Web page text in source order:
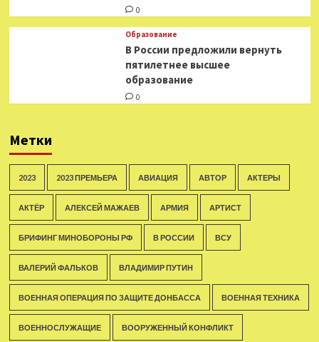
0
Образование
В России предложили вернуть
пятилетнее высшее
образование
0
Метки
2023 2023 ПРЕМЬЕРА АВИАЦИЯ АВТОР АКТЕРЫ
АКТЁР АЛЕКСЕЙ МАЖАЕВ АРМИЯ АРТИСТ
БРИФИНГ МИНОБОРОНЫ РФ В РОССИИ ВСУ
ВАЛЕРИЙ ФАЛЬКОВ ВЛАДИМИР ПУТИН
ВОЕННАЯ ОПЕРАЦИЯ ПО ЗАЩИТЕ ДОНБАССА ВОЕННАЯ ТЕХНИКА
ВОЕННОСЛУЖАЩИЕ ВООРУЖЕННЫЙ КОНФЛИКТ